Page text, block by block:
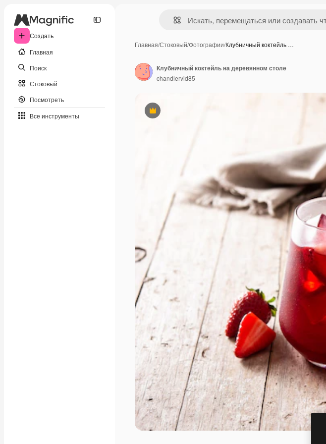
Создать
Главная
Поиск
Стоковый
Посмотреть
Все инструменты
Главная/Стоковый/Фотографии/Клубничный коктейль …
Премиум
Клубничный коктейль на деревянном столе
chandlervid85